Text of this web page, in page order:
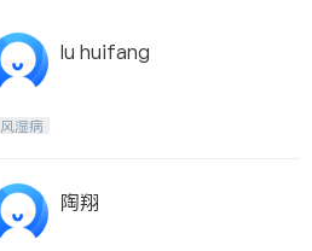
非盈利组织
医生-其它
骨科
lu huifang
风湿病
陶翔